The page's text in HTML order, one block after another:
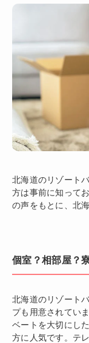
北海道のリゾート
方は事前に知って
の声をもとに、北
個室？相部屋？
北海道のリゾート
プも用意されてい
ベートを大切にし
方に人気です。テ